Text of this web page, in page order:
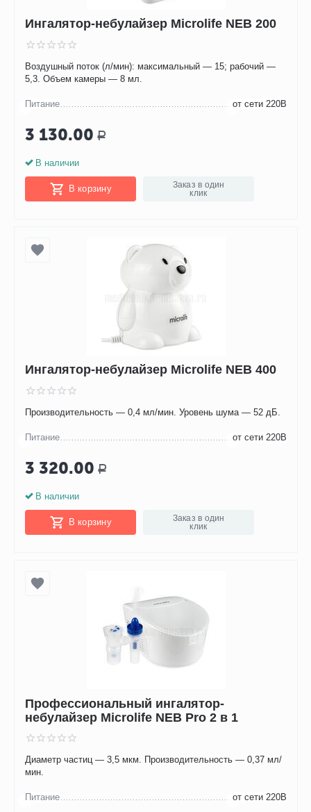
Ингалятор-небулайзер Microlife NEB 200
Воздушный поток (л/мин): максимальный — 15; рабочий —
5,3. Объем камеры — 8 мл.
Питание от сети 220В
3 130.00 Р
В наличии
В корзину
Заказ в один
клик
Ингалятор-небулайзер Microlife NEB 400
Производительность — 0,4 мл/мин. Уровень шума — 52 дБ.
Питание от сети 220В
3 320.00 Р
В наличии
В корзину
Заказ в один
клик
Профессиональный ингалятор-
небулайзер Microlife NEB Pro 2 в 1
Диаметр частиц — 3,5 мкм. Производительность — 0,37 мл/
мин.
Питание от сети 220В